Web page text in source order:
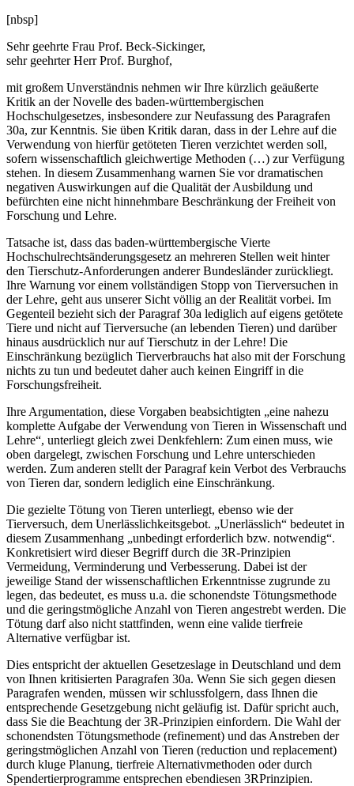
[nbsp]
Sehr geehrte Frau Prof. Beck-Sickinger,
sehr geehrter Herr Prof. Burghof,
mit großem Unverständnis nehmen wir Ihre kürzlich geäußerte
Kritik an der Novelle des baden-württembergischen
Hochschulgesetzes, insbesondere zur Neufassung des Paragrafen
30a, zur Kenntnis. Sie üben Kritik daran, dass in der Lehre auf die
Verwendung von hierfür getöteten Tieren verzichtet werden soll,
sofern wissenschaftlich gleichwertige Methoden (…) zur Verfügung
stehen. In diesem Zusammenhang warnen Sie vor dramatischen
negativen Auswirkungen auf die Qualität der Ausbildung und
befürchten eine nicht hinnehmbare Beschränkung der Freiheit von
Forschung und Lehre.
Tatsache ist, dass das baden-württembergische Vierte
Hochschulrechtsänderungsgesetz an mehreren Stellen weit hinter
den Tierschutz-Anforderungen anderer Bundesländer zurückliegt.
Ihre Warnung vor einem vollständigen Stopp von Tierversuchen in
der Lehre, geht aus unserer Sicht völlig an der Realität vorbei. Im
Gegenteil bezieht sich der Paragraf 30a lediglich auf eigens getötete
Tiere und nicht auf Tierversuche (an lebenden Tieren) und darüber
hinaus ausdrücklich nur auf Tierschutz in der Lehre! Die
Einschränkung bezüglich Tierverbrauchs hat also mit der Forschung
nichts zu tun und bedeutet daher auch keinen Eingriff in die
Forschungsfreiheit.
Ihre Argumentation, diese Vorgaben beabsichtigten „eine nahezu
komplette Aufgabe der Verwendung von Tieren in Wissenschaft und
Lehre“, unterliegt gleich zwei Denkfehlern: Zum einen muss, wie
oben dargelegt, zwischen Forschung und Lehre unterschieden
werden. Zum anderen stellt der Paragraf kein Verbot des Verbrauchs
von Tieren dar, sondern lediglich eine Einschränkung.
Die gezielte Tötung von Tieren unterliegt, ebenso wie der
Tierversuch, dem Unerlässlichkeitsgebot. „Unerlässlich“ bedeutet in
diesem Zusammenhang „unbedingt erforderlich bzw. notwendig“.
Konkretisiert wird dieser Begriff durch die 3R-Prinzipien
Vermeidung, Verminderung und Verbesserung. Dabei ist der
jeweilige Stand der wissenschaftlichen Erkenntnisse zugrunde zu
legen, das bedeutet, es muss u.a. die schonendste Tötungsmethode
und die geringstmögliche Anzahl von Tieren angestrebt werden. Die
Tötung darf also nicht stattfinden, wenn eine valide tierfreie
Alternative verfügbar ist.
Dies entspricht der aktuellen Gesetzeslage in Deutschland und dem
von Ihnen kritisierten Paragrafen 30a. Wenn Sie sich gegen diesen
Paragrafen wenden, müssen wir schlussfolgern, dass Ihnen die
entsprechende Gesetzgebung nicht geläufig ist. Dafür spricht auch,
dass Sie die Beachtung der 3R-Prinzipien einfordern. Die Wahl der
schonendsten Tötungsmethode (refinement) und das Anstreben der
geringstmöglichen Anzahl von Tieren (reduction und replacement)
durch kluge Planung, tierfreie Alternativmethoden oder durch
Spendertierprogramme entsprechen ebendiesen 3RPrinzipien.